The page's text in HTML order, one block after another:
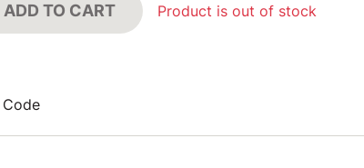
ADD TO CART Product is out of stock